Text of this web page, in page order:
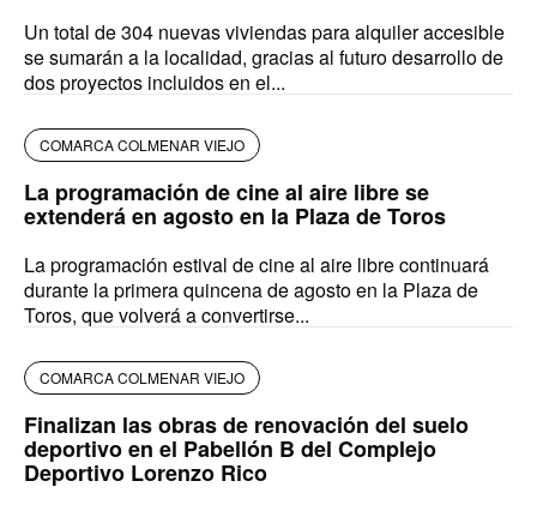
Un total de 304 nuevas viviendas para alquiler accesible
se sumarán a la localidad, gracias al futuro desarrollo de
dos proyectos incluidos en el...
COMARCA COLMENAR VIEJO
La programación de cine al aire libre se
extenderá en agosto en la Plaza de Toros
La programación estival de cine al aire libre continuará
durante la primera quincena de agosto en la Plaza de
Toros, que volverá a convertirse...
COMARCA COLMENAR VIEJO
Finalizan las obras de renovación del suelo
deportivo en el Pabellón B del Complejo
Deportivo Lorenzo Rico